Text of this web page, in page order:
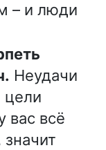
– и люди
Неудачи
цели
вас всё
значит